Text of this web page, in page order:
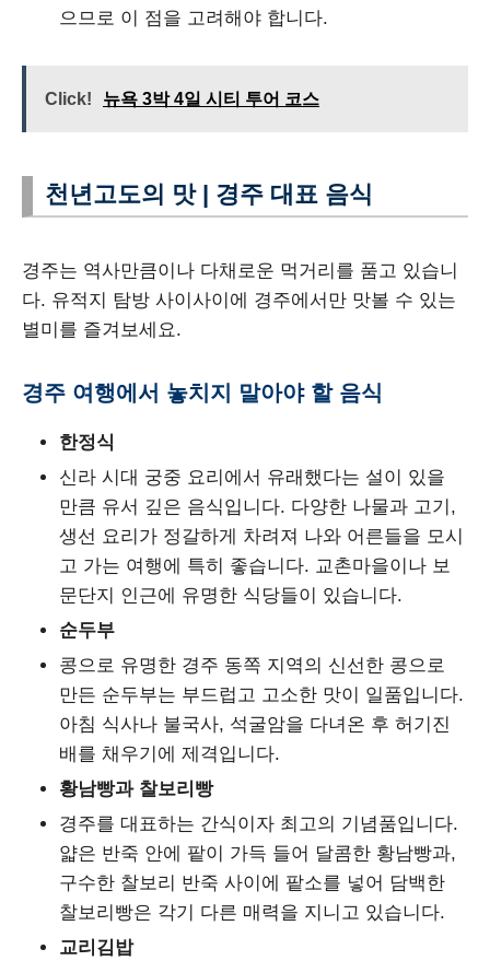
으므로 이 점을 고려해야 합니다.
Click! 뉴욕 3박 4일 시티 투어 코스
천년고도의 맛 | 경주 대표 음식
경주는 역사만큼이나 다채로운 먹거리를 품고 있습니
다. 유적지 탐방 사이사이에 경주에서만 맛볼 수 있는
별미를 즐겨보세요.
경주 여행에서 놓치지 말아야 할 음식
한정식
신라 시대 궁중 요리에서 유래했다는 설이 있을
만큼 유서 깊은 음식입니다. 다양한 나물과 고기,
생선 요리가 정갈하게 차려져 나와 어른들을 모시
고 가는 여행에 특히 좋습니다. 교촌마을이나 보
문단지 인근에 유명한 식당들이 있습니다.
순두부
콩으로 유명한 경주 동쪽 지역의 신선한 콩으로
만든 순두부는 부드럽고 고소한 맛이 일품입니다.
아침 식사나 불국사, 석굴암을 다녀온 후 허기진
배를 채우기에 제격입니다.
황남빵과 찰보리빵
경주를 대표하는 간식이자 최고의 기념품입니다.
얇은 반죽 안에 팥이 가득 들어 달콤한 황남빵과,
구수한 찰보리 반죽 사이에 팥소를 넣어 담백한
찰보리빵은 각기 다른 매력을 지니고 있습니다.
교리김밥